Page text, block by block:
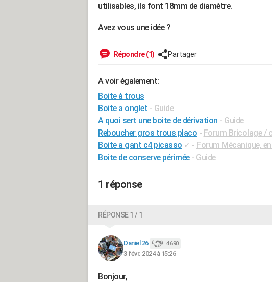
utilisables, ils font 18mm de diamètre.
Avez vous une idée ?
Répondre (1) Partager
A voir également:
Boite à trous
Boite a onglet - Guide
A quoi sert une boite de dérivation - Guide
Reboucher gros trous placo - Forum Bricolage /
Boite a gant c4 picasso ✓ - Forum Mécanique,
Boite de conserve périmée - Guide
1 réponse
RÉPONSE 1 / 1
Daniel 26 4 690
3 févr. 2024 à 15:26
Bonjour,